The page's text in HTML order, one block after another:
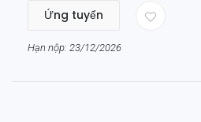
Ứng tuyển
Hạn nộp: 23/12/2026